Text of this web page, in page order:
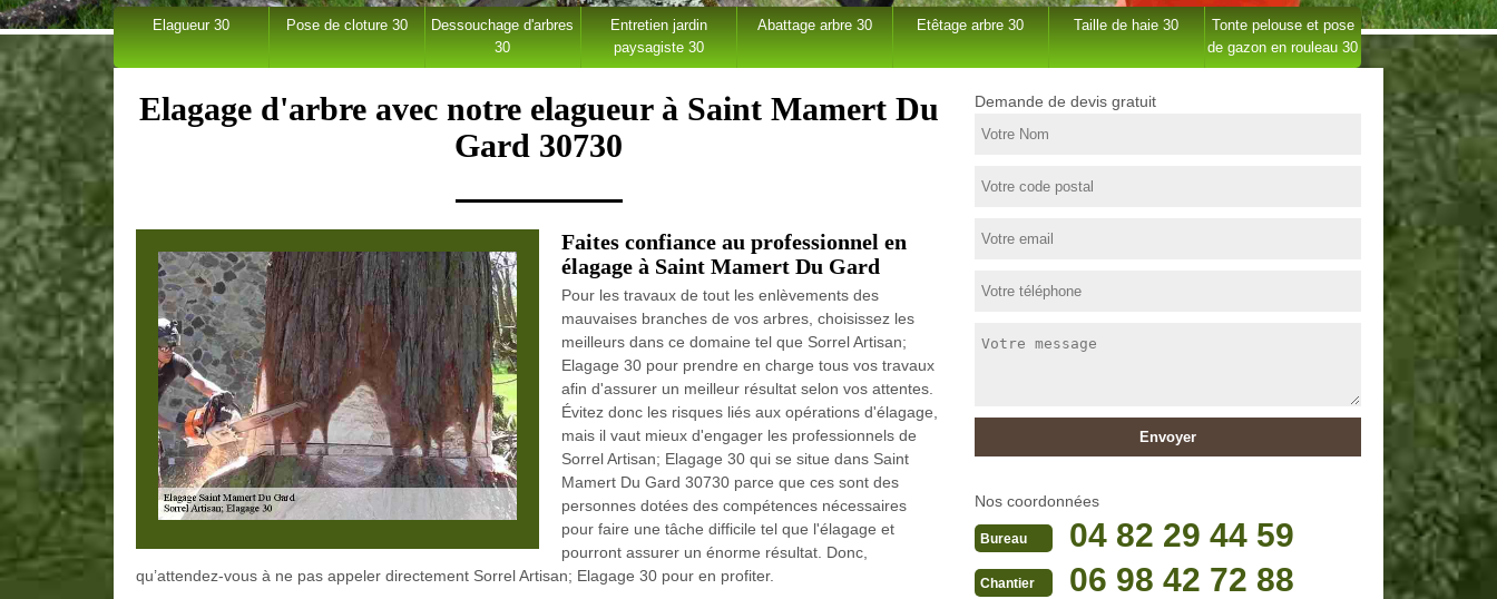
Elagueur 30 Pose de cloture 30
Dessouchage d'arbres
30
Entretien jardin
paysagiste 30
Abattage arbre 30 Etêtage arbre 30 Taille de haie 30
Tonte pelouse et pose
de gazon en rouleau 30
Elagage d'arbre avec notre elagueur à Saint Mamert Du
Gard 30730
Faites confiance au professionnel en
élagage à Saint Mamert Du Gard
Pour les travaux de tout les enlèvements des
mauvaises branches de vos arbres, choisissez les
meilleurs dans ce domaine tel que Sorrel Artisan;
Elagage 30 pour prendre en charge tous vos travaux
afin d'assurer un meilleur résultat selon vos attentes.
Évitez donc les risques liés aux opérations d'élagage,
mais il vaut mieux d'engager les professionnels de
Sorrel Artisan; Elagage 30 qui se situe dans Saint
Mamert Du Gard 30730 parce que ces sont des
personnes dotées des compétences nécessaires
pour faire une tâche difficile tel que l'élagage et
pourront assurer un énorme résultat. Donc,
qu’attendez-vous à ne pas appeler directement Sorrel Artisan; Elagage 30 pour en profiter.
Demande de devis gratuit
Nos coordonnées
Bureau 04 82 29 44 59
Chantier 06 98 42 72 88